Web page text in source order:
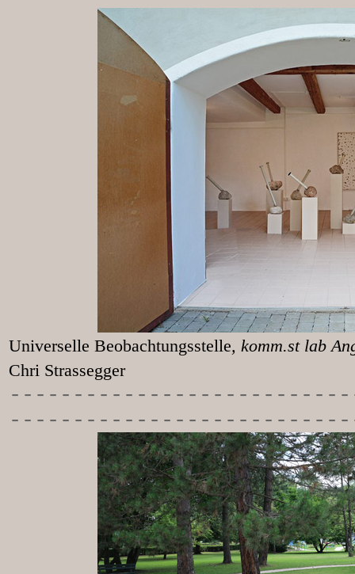
Universelle Beobachtungsstelle,
Chri Strassegger
-----------